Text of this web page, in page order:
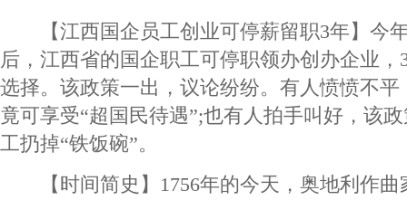
【江西国企员工创业可停薪留职3年】今
后，江西省的国企职工可停职领办创办企业
选择。该政策一出，议论纷纷。有人愤愤不
竟可享受“超国民待遇”;也有人拍手叫好，该
工扔掉“铁饭碗”。
【时间简史】1756年的今天，奥地利作曲